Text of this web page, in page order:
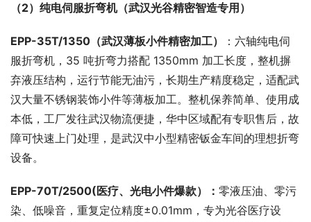
（2）纯电伺服折弯机（武汉光谷精密智造专用）
EPP-35T/1350（武汉薄板小件精密加工）
：六轴纯电伺
服折弯机，35 吨折弯力搭配 1350mm 加工长度，整机摒
弃液压结构，运行节能无油污，长期生产精度稳定，适配武
汉大量不锈钢装饰小件等薄板加工。整机保养简单、使用成
本低，工厂发往武汉物流便捷，华中区域配有专职售后，故
障可快速上门处理，是武汉中小型精密钣金车间的理想折弯
设备。
EPP-70T/2500(医疗、光电小件爆款）： 零液压油、零污
染、低噪音，重复定位精度±0.01mm，专为光谷医疗设